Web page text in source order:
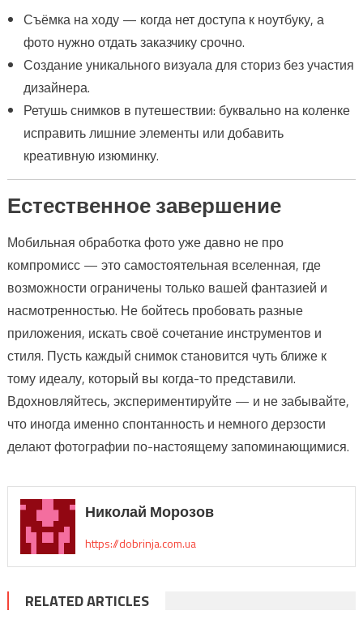
Съёмка на ходу — когда нет доступа к ноутбуку, а
фото нужно отдать заказчику срочно.
Создание уникального визуала для сториз без участия
дизайнера.
Ретушь снимков в путешествии: буквально на коленке
исправить лишние элементы или добавить
креативную изюминку.
Естественное завершение
Мобильная обработка фото уже давно не про
компромисс — это самостоятельная вселенная, где
возможности ограничены только вашей фантазией и
насмотренностью. Не бойтесь пробовать разные
приложения, искать своё сочетание инструментов и
стиля. Пусть каждый снимок становится чуть ближе к
тому идеалу, который вы когда-то представили.
Вдохновляйтесь, экспериментируйте — и не забывайте,
что иногда именно спонтанность и немного дерзости
делают фотографии по-настоящему запоминающимися.
Николай Морозов
https://dobrinja.com.ua
RELATED ARTICLES